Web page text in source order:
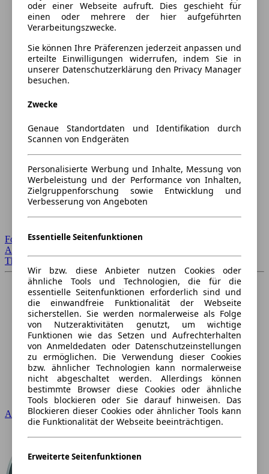
Forum Startseite
Alle Auto-Foren
Themen-Forum
Audi
oder einer Webseite aufruft. Dies geschieht für
einen oder mehrere der hier aufgeführten
Verarbeitungszwecke.
Sie können Ihre Präferenzen jederzeit anpassen und
erteilte Einwilligungen widerrufen, indem Sie in
unserer Datenschutzerklärung den Privacy Manager
besuchen.
Zwecke
Genaue Standortdaten und Identifikation durch
Scannen von Endgeräten
Personalisierte Werbung und Inhalte, Messung von
Werbeleistung und der Performance von Inhalten,
Zielgruppenforschung sowie Entwicklung und
Verbesserung von Angeboten
Essentielle Seitenfunktionen
Wir bzw. diese Anbieter nutzen Cookies oder
ähnliche Tools und Technologien, die für die
essentielle Seitenfunktionen erforderlich sind und
die einwandfreie Funktionalität der Webseite
sicherstellen. Sie werden normalerweise als Folge
von Nutzeraktivitäten genutzt, um wichtige
Funktionen wie das Setzen und Aufrechterhalten
von Anmeldedaten oder Datenschutzeinstellungen
zu ermöglichen. Die Verwendung dieser Cookies
bzw. ähnlicher Technologien kann normalerweise
nicht abgeschaltet werden. Allerdings können
bestimmte Browser diese Cookies oder ähnliche
Tools blockieren oder Sie darauf hinweisen. Das
Blockieren dieser Cookies oder ähnlicher Tools kann
die Funktionalität der Webseite beeinträchtigen.
Erweiterte Seitenfunktionen